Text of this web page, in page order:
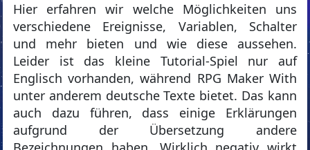
Hier erfahren wir welche Möglichkeiten uns
verschiedene Ereignisse, Variablen, Schalter
und mehr bieten und wie diese aussehen.
Leider ist das kleine Tutorial-Spiel nur auf
Englisch vorhanden, während RPG Maker With
unter anderem deutsche Texte bietet. Das kann
auch dazu führen, dass einige Erklärungen
aufgrund der Übersetzung andere